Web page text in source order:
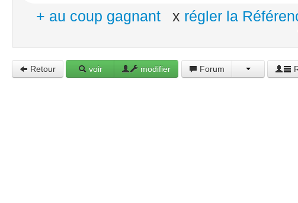
+ au coup gagnant x régler la
Retour voir modifier Forum